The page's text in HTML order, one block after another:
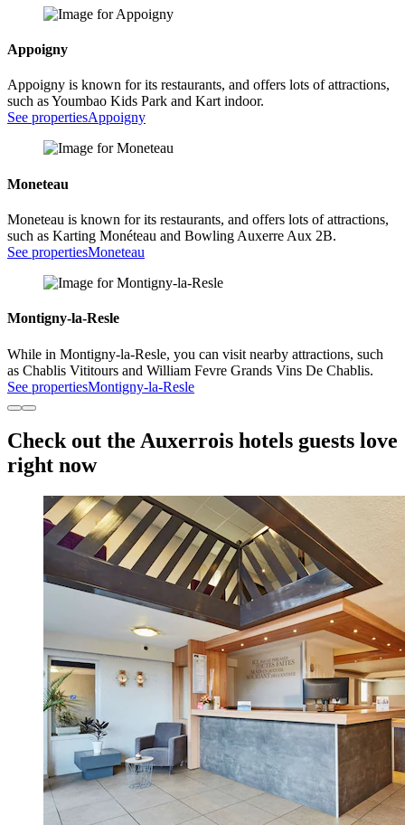
Appoigny
Appoigny is known for its restaurants, and offers lots of attractions,
such as Youmbao Kids Park and Kart indoor.
See propertiesAppoigny
Moneteau
Moneteau is known for its restaurants, and offers lots of attractions,
such as Karting Monéteau and Bowling Auxerre Aux 2B.
See propertiesMoneteau
Montigny-la-Resle
While in Montigny-la-Resle, you can visit nearby attractions, such
as Chablis Vititours and William Fevre Grands Vins De Chablis.
See propertiesMontigny-la-Resle
Check out the Auxerrois hotels guests love
right now